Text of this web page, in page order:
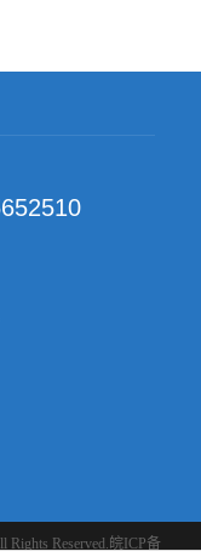
Reserved. 皖ICP备